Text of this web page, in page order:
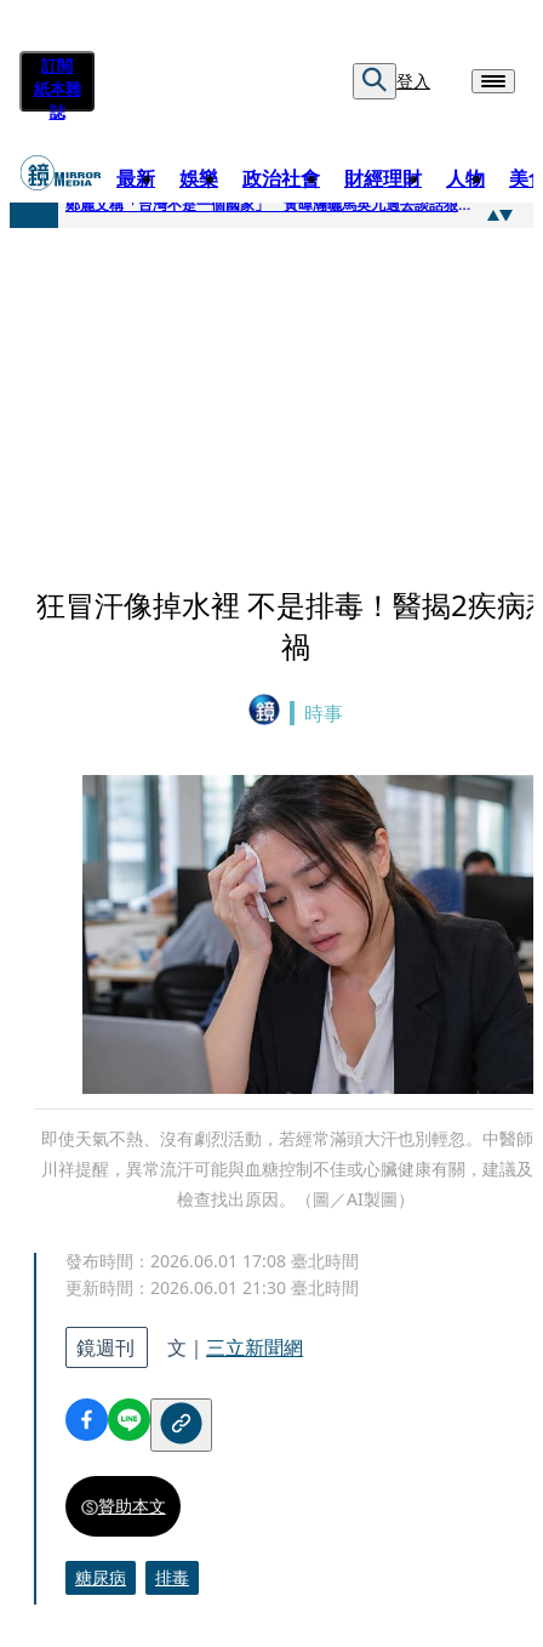
訂閱
紙本雜
誌
登入
最新 娛樂 政治社會 財經理財 人物 美
快訊
鄭麗文稱「台灣不是一個國家」 黃暐瀚曬馬英九過去談話狠打臉
狂冒汗像掉水裡 不是排毒！醫揭2疾病
禍
時事
即使天氣不熱、沒有劇烈活動，若經常滿頭大汗也別輕忽。中醫師
川祥提醒，異常流汗可能與血糖控制不佳或心臟健康有關，建議及
檢查找出原因。（圖／AI製圖）
發布時間： 2026.06.01 17:08 臺北時間
更新時間： 2026.06.01 21:30 臺北時間
鏡週刊 文｜ 三立新聞網
贊助本文
糖尿病 排毒